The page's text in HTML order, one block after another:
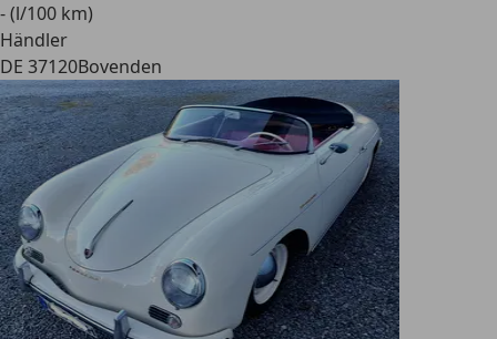
- (l/100 km)
Händler
DE 37120Bovenden